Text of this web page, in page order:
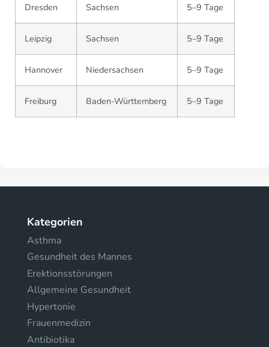
Dresden Sachsen 5–9 Tage
Leipzig Sachsen 5–9 Tage
Hannover Niedersachsen 5–9 Tage
Freiburg Baden-Württemberg 5–9 Tage
Kategorien
Asthma
Gesundheit des Mannes
Erektionsstörungen
Allgemeine Gesundheit
Hypertonie
Frauenmedizin
Antibiotika